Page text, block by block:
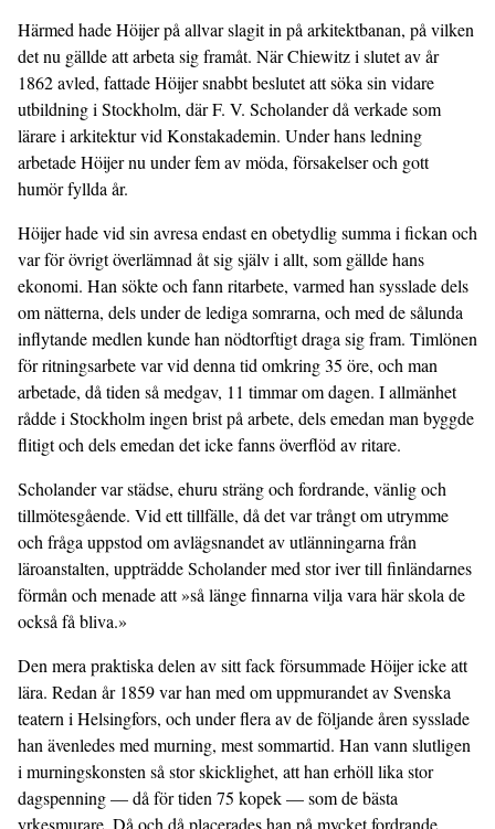
Härmed hade Höijer på allvar slagit in på arkitektbanan, på vilken
det nu gällde att arbeta sig framåt. När Chiewitz i slutet av år
1862 avled, fattade Höijer snabbt beslutet att söka sin vidare
utbildning i Stockholm, där F. V. Scholander då verkade som
lärare i arkitektur vid Konstakademin. Under hans ledning
arbetade Höijer nu under fem av möda, försakelser och gott
humör fyllda år.
Höijer hade vid sin avresa endast en obetydlig summa i fickan och
var för övrigt överlämnad åt sig själv i allt, som gällde hans
ekonomi. Han sökte och fann ritarbete, varmed han sysslade dels
om nätterna, dels under de lediga somrarna, och med de sålunda
inflytande medlen kunde han nödtorftigt draga sig fram. Timlönen
för ritningsarbete var vid denna tid omkring 35 öre, och man
arbetade, då tiden så medgav, 11 timmar om dagen. I allmänhet
rådde i Stockholm ingen brist på arbete, dels emedan man byggde
flitigt och dels emedan det icke fanns överflöd av ritare.
Scholander var städse, ehuru sträng och fordrande, vänlig och
tillmötesgående. Vid ett tillfälle, då det var trångt om utrymme
och fråga uppstod om avlägsnandet av utlänningarna från
läroanstalten, uppträdde Scholander med stor iver till finländarnes
förmån och menade att »så länge finnarna vilja vara här skola de
också få bliva.»
Den mera praktiska delen av sitt fack försummade Höijer icke att
lära. Redan år 1859 var han med om uppmurandet av Svenska
teatern i Helsingfors, och under flera av de följande åren sysslade
han ävenledes med murning, mest sommartid. Han vann slutligen
i murningskonsten så stor skicklighet, att han erhöll lika stor
dagspenning — då för tiden 75 kopek — som de bästa
yrkesmurare. Då och då placerades han på mycket fordrande